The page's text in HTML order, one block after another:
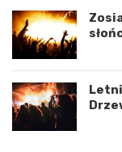
z
w
j
u
m
i
ę
p
o
K
o
s
z
a